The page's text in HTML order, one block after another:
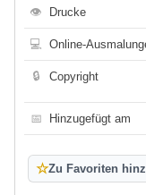
👁 Drucke
💻 Online-
🔒 Copyright
📅 Hinzugefügt am
☆Zu Favoriten